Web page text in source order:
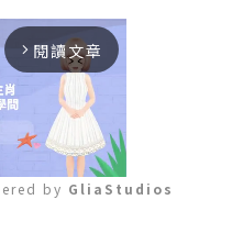
arrow_forward_ios 閱讀文章
by GliaStudios